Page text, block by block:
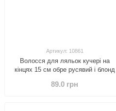
Артикул: 10861
Волосся для ляльок кучері на
кінцях 15 см обре русявий і блонд
89.0 грн